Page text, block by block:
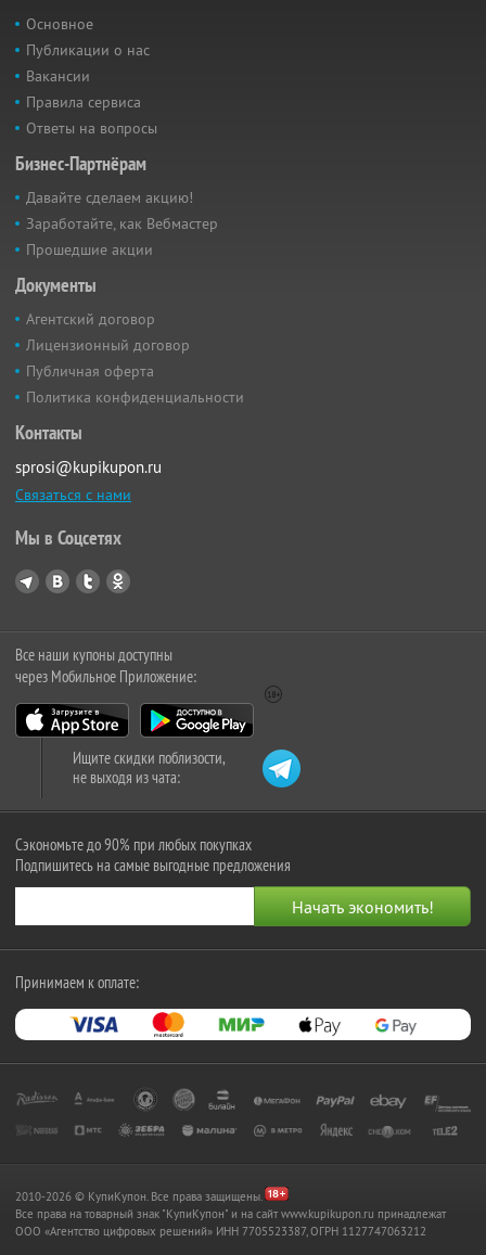
Основное
Публикации о нас
Вакансии
Правила сервиса
Ответы на вопросы
Бизнес-Партнёрам
Давайте сделаем акцию!
Заработайте, как Вебмастер
Прошедшие акции
Документы
Агентский договор
Лицензионный договор
Публичная оферта
Политика конфиденциальности
Контакты
sprosi@kupikupon.ru
Связаться с нами
Мы в Соцсетях
Все наши купоны доступны
через Мобильное Приложение:
Ищите скидки поблизости,
не выходя из чата:
Сэкономьте до 90% при любых покупках
Подпишитесь на самые выгодные предложения
Принимаем к оплате:
2010-2026 © КупиКупон. Все права защищены.
Все права на товарный знак "КупиКупон" и на сайт www.kupikupon.ru принадлежат
OOO «Агентство цифровых решений» ИНН 7705523387, ОГРН 1127747063212